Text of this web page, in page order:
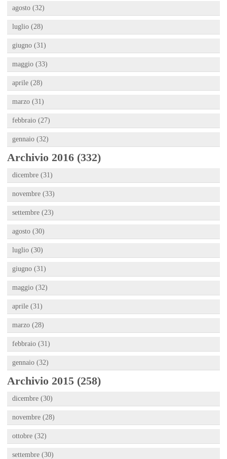
agosto (32)
luglio (28)
giugno (31)
maggio (33)
aprile (28)
marzo (31)
febbraio (27)
gennaio (32)
Archivio 2016 (332)
dicembre (31)
novembre (33)
settembre (23)
agosto (30)
luglio (30)
giugno (31)
maggio (32)
aprile (31)
marzo (28)
febbraio (31)
gennaio (32)
Archivio 2015 (258)
dicembre (30)
novembre (28)
ottobre (32)
settembre (30)